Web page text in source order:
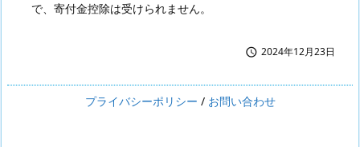
で、寄付金控除は受けられません。
 2024年12月23日
プライバシーポリシー / お問い合わせ